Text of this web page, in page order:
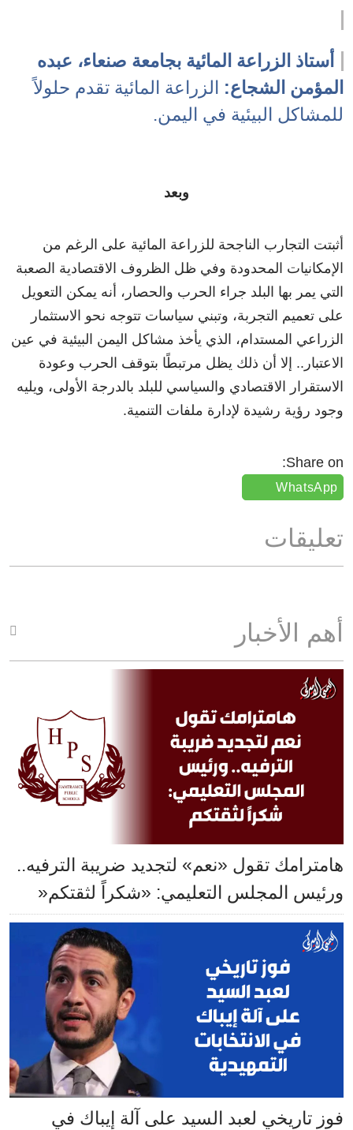
أستاذ الزراعة المائية بجامعة صنعاء، عبده
المؤمن الشجاع: الزراعة المائية تقدم حلولاً
للمشاكل البيئية في اليمن.
وبعد
أثبتت التجارب الناجحة للزراعة المائية على الرغم من
الإمكانيات المحدودة وفي ظل الظروف الاقتصادية الصعبة
التي يمر بها البلد جراء الحرب والحصار، أنه يمكن التعويل
على تعميم التجربة، وتبني سياسات تتوجه نحو الاستثمار
الزراعي المستدام، الذي يأخذ مشاكل اليمن البيئية في عين
الاعتبار.. إلا أن ذلك يظل مرتبطًا بتوقف الحرب وعودة
الاستقرار الاقتصادي والسياسي للبلد بالدرجة الأولى، ويليه
وجود رؤية رشيدة لإدارة ملفات التنمية.
Share on:
WhatsApp
تعليقات
أهم الأخبار
هامترامك تقول «نعم» لتجديد ضريبة الترفيه..
ورئيس المجلس التعليمي: «شكراً لثقتكم«
فوز تاريخي لعبد السيد على آلة إيباك في